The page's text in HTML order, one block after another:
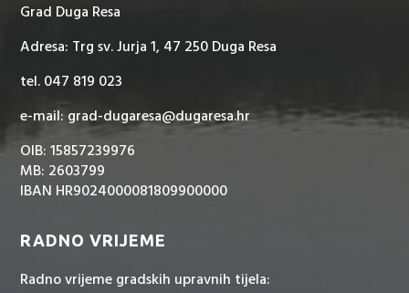
Grad Duga Resa
Adresa: Trg sv. Jurja 1, 47 250 Duga Resa
tel. 047 819 023
e-mail: grad-dugaresa@dugaresa.hr
OIB: 15857239976
MB: 2603799
IBAN HR9024000081809900000
RADNO VRIJEME
Radno vrijeme gradskih upravnih tijela: